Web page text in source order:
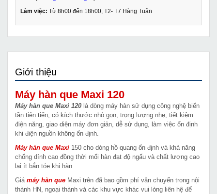
Làm việc: Từ 8h00 đến 18h00, T2- T7 Hàng Tuần
Giới thiệu
Máy hàn que Maxi 120
Máy hàn que Maxi 120 là dòng máy hàn sử dụng công nghệ biến
tần tiên tiến, có kích thước nhỏ gọn, trọng lượng nhẹ, tiết kiệm
điện năng, giao diện máy đơn giản, dễ sử dụng, làm việc ổn định
khi điện nguồn không ổn định.
Máy hàn que Maxi 150 cho dòng hồ quang ổn định và khả năng
chống dính cao đồng thời mối hàn đạt độ ngấu và chất lượng cao
lại ít bắn tóe khi hàn.
Giá máy hàn que Maxi trên đã bao gồm phí vận chuyển trong nội
thành HN, ngoại thành và các khu vực khác vui lòng liên hệ để